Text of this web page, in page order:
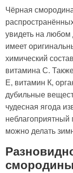
Чёрная
увидеть на любом
имеет
химический
витамина С.
Е, витамин К,
дубильные
чудесная ягода
неблагоприятный
можно делать